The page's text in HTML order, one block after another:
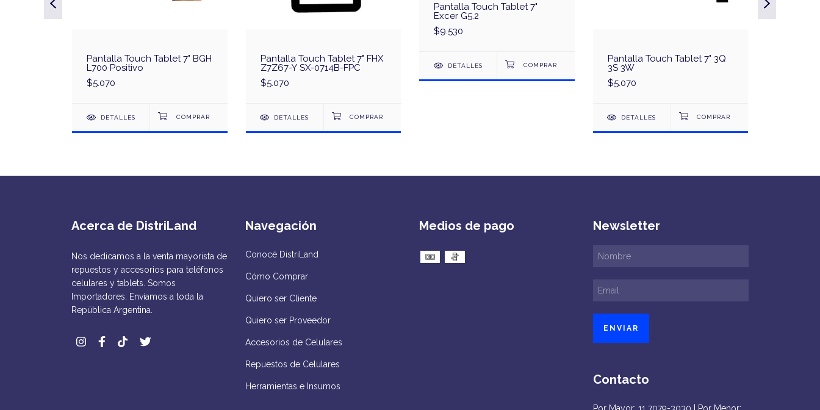
Pantalla Touch Tablet 7" BGH
L700 Positivo
$5.070
DETALLES
Pantalla Touch Tablet 7" FHX
Z7Z67-Y SX-0714B-FPC
$5.070
DETALLES
Pantalla Touch Tablet 7"
Excer G5.2
$9.530
DETALLES
Pantalla Touch Tablet 7" 3Q
3S 3W
$5.070
DETALLES
Acerca de DistriLand
Nos dedicamos a la venta mayorista de
repuestos y accesorios para teléfonos
celulares y tablets. Somos
Importadores. Enviamos a toda la
República Argentina.
Navegación
Conocé DistriLand
Cómo Comprar
Quiero ser Cliente
Quiero ser Proveedor
Accesorios de Celulares
Repuestos de Celulares
Herramientas e Insumos
Medios de pago Newsletter
Contacto
Por Mayor: 11 7079-3030 | Por Menor: